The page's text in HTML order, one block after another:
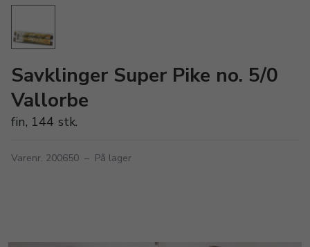
Savklinger Super Pike no. 5/0
Vallorbe
fin, 144 stk.
Varenr. 200650 – På lager